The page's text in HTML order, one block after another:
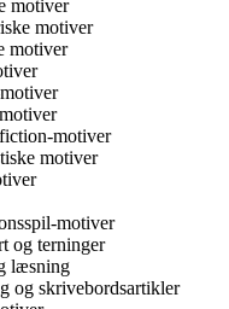
motiver
motiver
motiver
motiver
motiver
motiver
og terninger
læsning
og skrivebordsartikler